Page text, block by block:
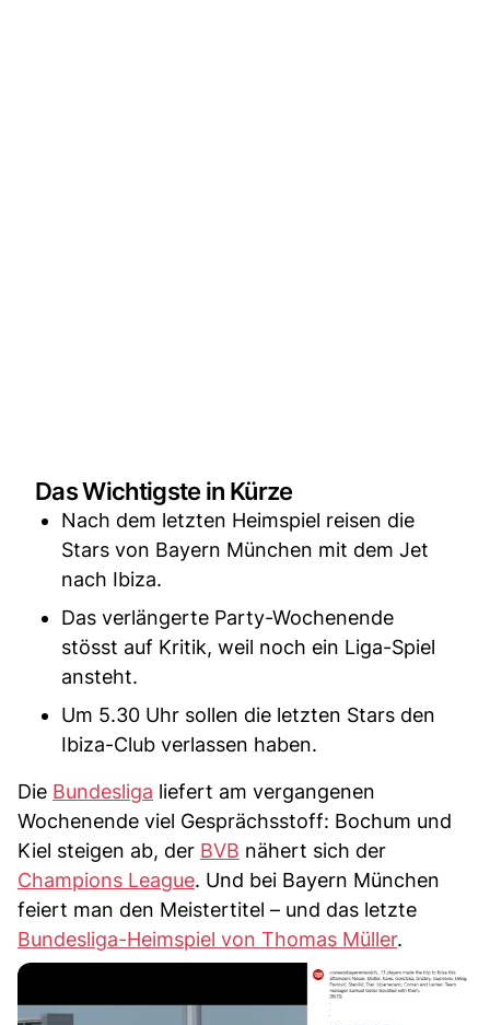
Das Wichtigste in Kürze
Nach dem letzten Heimspiel reisen die
Stars von Bayern München mit dem Jet
nach Ibiza.
Das verlängerte Party-Wochenende
stösst auf Kritik, weil noch ein Liga-Spiel
ansteht.
Um 5.30 Uhr sollen die letzten Stars den
Ibiza-Club verlassen haben.
Die Bundesliga liefert am vergangenen
Wochenende viel Gesprächsstoff: Bochum und
Kiel steigen ab, der BVB nähert sich der
Champions League. Und bei Bayern München
feiert man den Meistertitel – und das letzte
Bundesliga-Heimspiel von Thomas Müller.